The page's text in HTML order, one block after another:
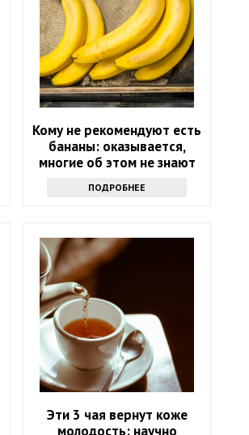
Кому не рекомендуют есть
бананы: оказывается,
многие об этом не знают
ПОДРОБНЕЕ
Эти 3 чая вернут коже
молодость: научно